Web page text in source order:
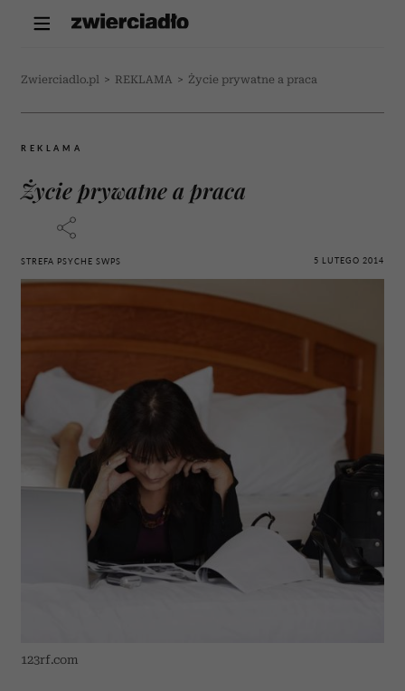
Zwierciadlo.pl > REKLAMA > Życie prywatne a praca
REKLAMA
Życie prywatne a praca
STREFA PSYCHE SWPS 5 LUTEGO 2014
123rf.com